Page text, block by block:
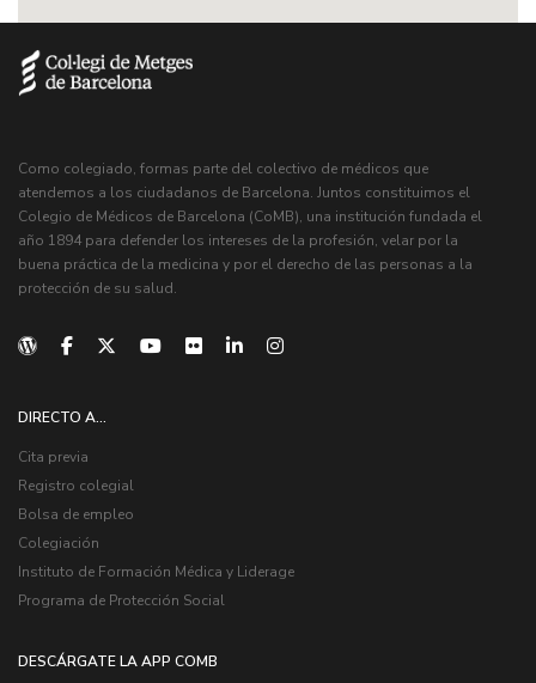
Como colegiado, formas parte del colectivo de médicos que
atendemos a los ciudadanos de Barcelona. Juntos constituimos el
Colegio de Médicos de Barcelona (CoMB), una institución fundada el
año 1894 para defender los intereses de la profesión, velar por la
buena práctica de la medicina y por el derecho de las personas a la
protección de su salud.
DIRECTO A...
Cita previa
Registro colegial
Bolsa de empleo
Colegiación
Instituto de Formación Médica y Liderage
Programa de Protección Social
DESCÁRGATE LA APP COMB